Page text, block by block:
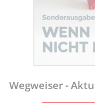
Wegweiser -